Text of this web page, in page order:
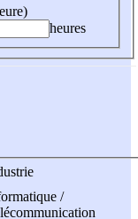
heures
/